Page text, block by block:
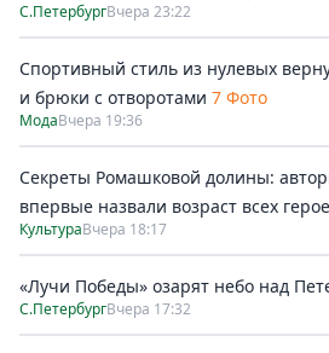
С.ПетербургВчера 23:22
Спортивный стиль из нулевых
и брюки с отворотами 7 Фото
МодаВчера 19:36
Секреты Ромашковой долины:
впервые назвали возраст всех
КультураВчера 18:17
«Лучи Победы» озарят небо над
С.ПетербургВчера 17:32